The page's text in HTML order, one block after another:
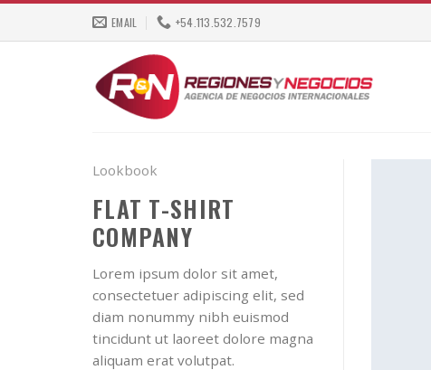
EMAIL +54.113.532.7579
Lookbook
FLAT T-SHIRT
COMPANY
Lorem ipsum dolor sit amet,
consectetuer adipiscing elit, sed
diam nonummy nibh euismod
tincidunt ut laoreet dolore magna
aliquam erat volutpat.